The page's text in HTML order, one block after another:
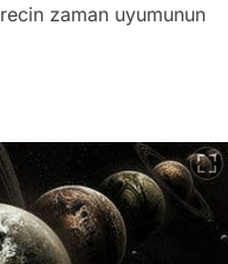
zaman uyumunun